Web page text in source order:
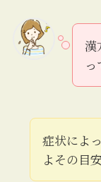
漢
症状によ
よその目